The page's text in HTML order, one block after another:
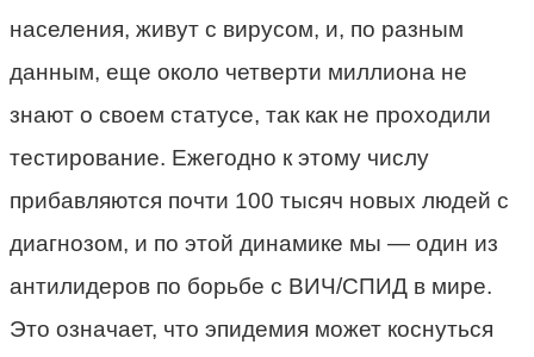
населения, живут с вирусом, и, по разным
данным, еще около четверти миллиона не
знают о своем статусе, так как не проходили
тестирование. Ежегодно к этому числу
прибавляются почти 100 тысяч новых людей с
диагнозом, и по этой динамике мы — один из
антилидеров по борьбе с ВИЧ/СПИД в мире.
Это означает, что эпидемия может коснуться